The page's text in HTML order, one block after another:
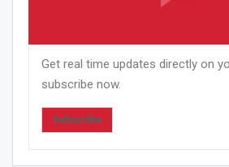
Get real time updates directly on
subscribe now.
Subscribe